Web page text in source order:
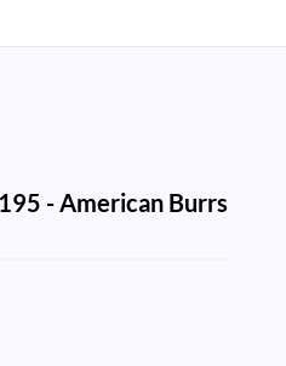
- American Burrs